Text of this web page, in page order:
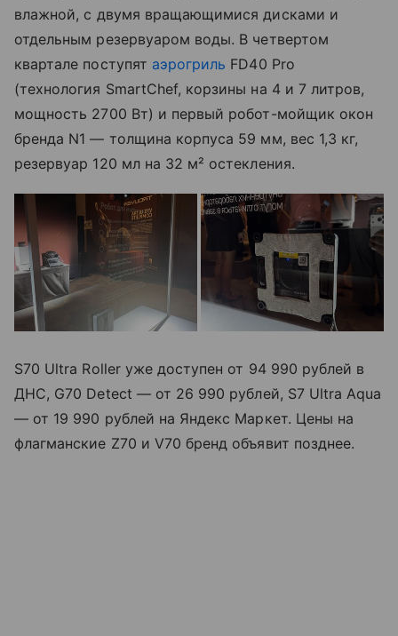
влажной, с двумя вращающимися дисками и
отдельным резервуаром воды. В четвертом
квартале поступят аэрогриль FD40 Pro
(технология SmartChef, корзины на 4 и 7 литров,
мощность 2700 Вт) и первый робот-мойщик окон
бренда N1 — толщина корпуса 59 мм, вес 1,3 кг,
резервуар 120 мл на 32 м² остекления.
S70 Ultra Roller уже доступен от 94 990 рублей в
ДНС, G70 Detect — от 26 990 рублей, S7 Ultra Aqua
— от 19 990 рублей на Яндекс Маркет. Цены на
флагманские Z70 и V70 бренд объявит позднее.